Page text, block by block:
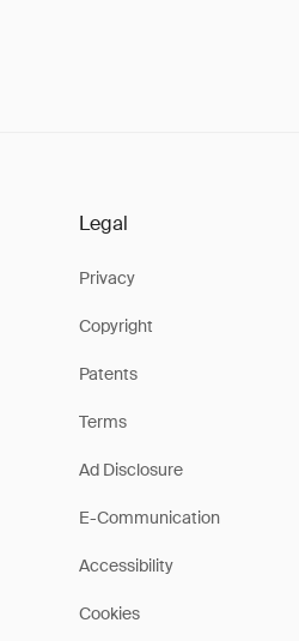
Legal
Privacy
Copyright
Patents
Terms
Ad Disclosure
E-Communication
Accessibility
Cookies